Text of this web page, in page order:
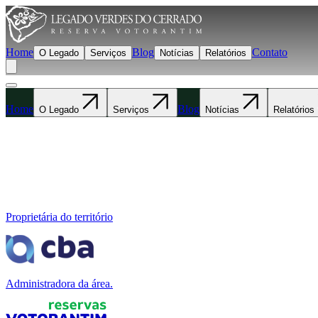
Home O Legado Serviços Blog Notícias Relatórios Contato
Home O Legado Serviços Blog Notícias Relatórios
Proprietária do território
Administradora da área.